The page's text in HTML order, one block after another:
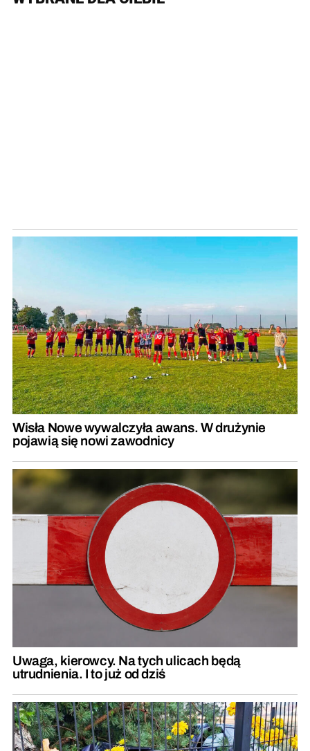
Wisła Nowe wywalczyła awans. W drużynie
pojawią się nowi zawodnicy
Uwaga, kierowcy. Na tych ulicach będą
utrudnienia. I to już od dziś